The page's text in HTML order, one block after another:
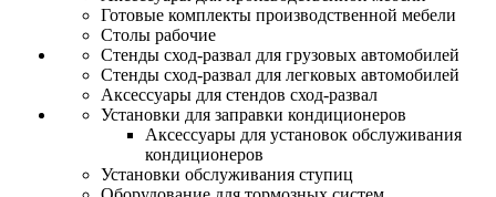
Готовые комплекты производственной мебели
Столы рабочие
Стенды сход-развал для грузовых автомобилей
Стенды сход-развал для легковых автомобилей
Аксессуары для стендов сход-развал
Установки для заправки кондиционеров
Аксессуары для установок обслуживания
кондиционеров
Установки обслуживания ступиц